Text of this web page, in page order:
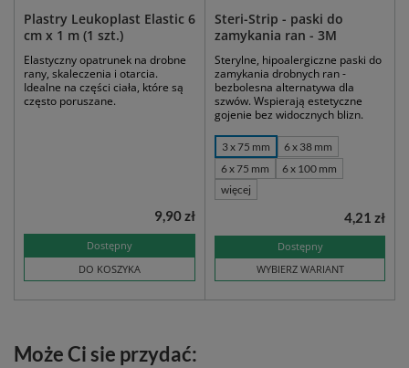
Plastry Leukoplast Elastic 6
cm x 1 m (1 szt.)
Elastyczny opatrunek na drobne
rany, skaleczenia i otarcia.
Idealne na części ciała, które są
często poruszane.
Dostępny
DO KOSZYKA
9,90 zł
Steri-Strip - paski do
zamykania ran - 3M
Sterylne, hipoalergiczne paski do
zamykania drobnych ran -
bezbolesna alternatywa dla
szwów. Wspierają estetyczne
gojenie bez widocznych blizn.
3 x 75 mm
6 x 38 mm
6 x 75 mm
6 x 100 mm
więcej
Dostępny
WYBIERZ WARIANT
4,21 zł
Może Ci sie przydać: